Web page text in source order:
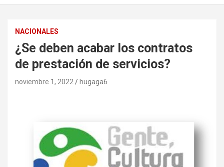
NACIONALES
¿Se deben acabar los contratos
de prestación de servicios?
noviembre 1, 2022 hugaga6